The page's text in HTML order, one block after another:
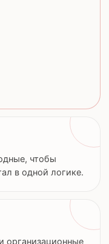
чтобы
в одной логике.
организационные